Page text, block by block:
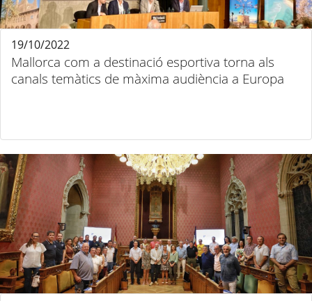
Mallorca com a destinació esportiva torna als
canals temàtics de màxima audiència a Europa
19/10/2022